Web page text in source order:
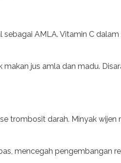
AMLA. Vitamin C
jus amla dan madu.
trombosit darah. Minyak wijen
mencegah pengembangan